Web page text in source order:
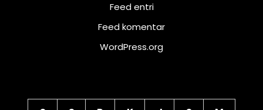
Feed entri
Feed komentar
WordPress.org